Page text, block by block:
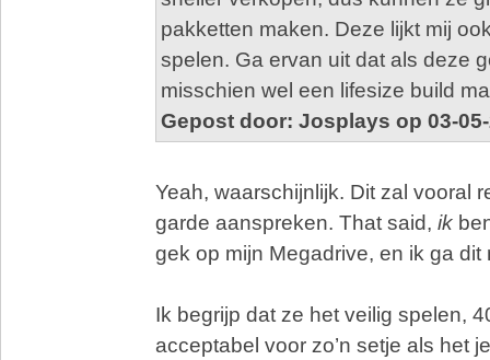
pakketten maken. Deze lijkt mij
spelen. Ga ervan uit dat als deze
misschien wel een lifesize build
Gepost door: Josplays op 03-
Yeah, waarschijnlijk. Dit zal vooral
garde aanspreken. That said, ik
gek op mijn Megadrive, en ik ga dit
Ik begrijp dat ze het veilig spelen,
acceptabel voor zo’n setje als het